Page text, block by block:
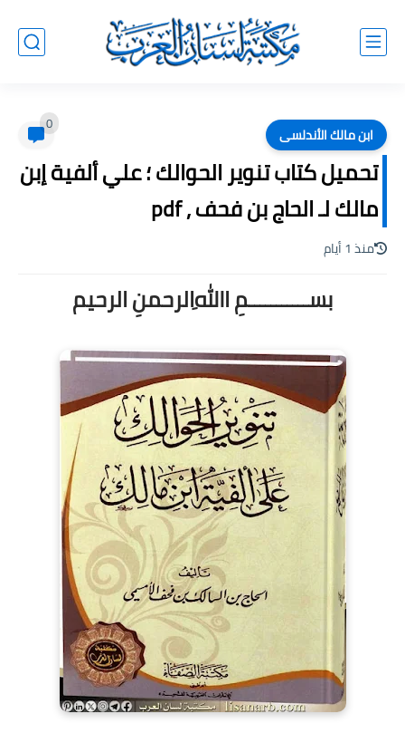
ابن مالك الأندلسى 0
تحميل كتاب تنوير الحوالك ؛ علي ألفية إبن
مالك لـ الحاج بن فحف , pdf
منذ 1 أيام
بســـــــــــمِ اﷲِالرحمنِ الرحيم